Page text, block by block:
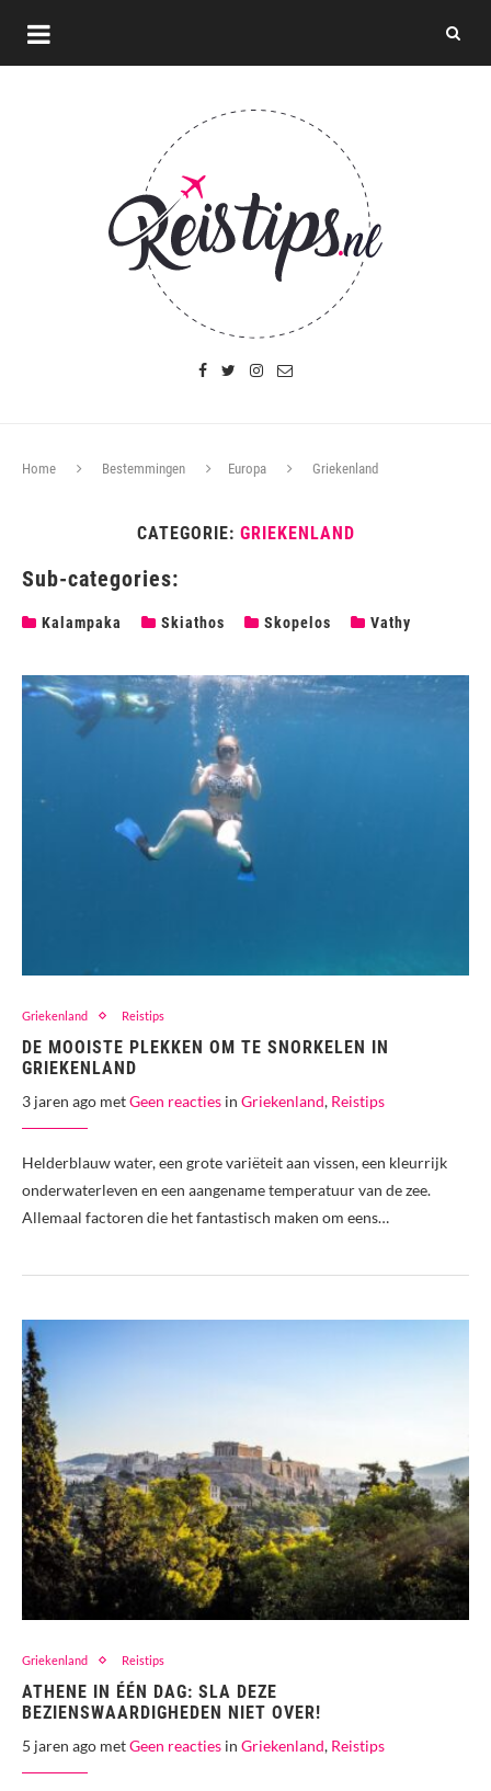
Home Bestemmingen Europa Griekenland
CATEGORIE: GRIEKENLAND
Sub-categories:
Kalampaka Skiathos Skopelos Vathy
Griekenland Reistips
DE MOOISTE PLEKKEN OM TE SNORKELEN IN
GRIEKENLAND
3 jaren ago metGeen reacties in Griekenland, Reistips
Helderblauw water, een grote variëteit aan vissen, een kleurrijk
onderwaterleven en een aangename temperatuur van de zee.
Allemaal factoren die het fantastisch maken om eens…
Griekenland Reistips
ATHENE IN ÉÉN DAG: SLA DEZE
BEZIENSWAARDIGHEDEN NIET OVER!
5 jaren ago metGeen reacties in Griekenland, Reistips